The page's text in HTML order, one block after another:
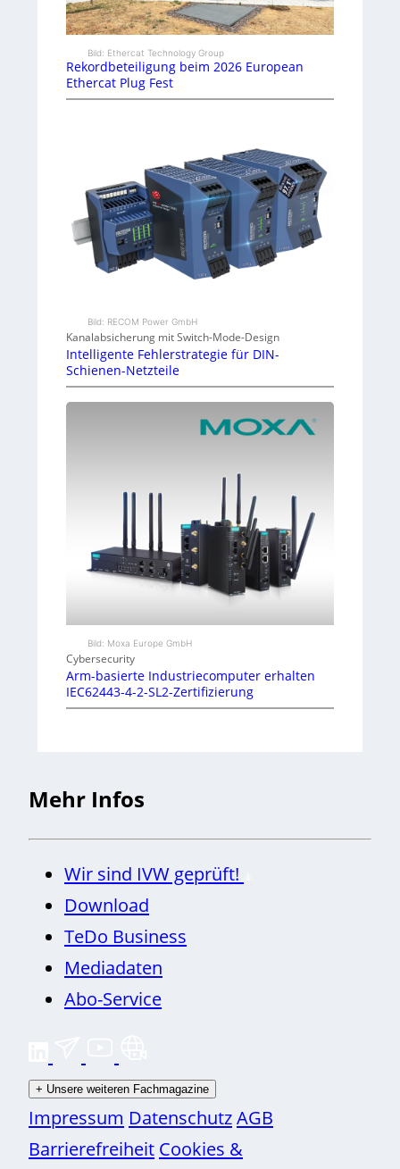
Bild: Ethercat Technology Group
Rekordbeteiligung beim 2026 European
Ethercat Plug Fest
Bild: RECOM Power GmbH
Kanalabsicherung mit Switch-Mode-Design
Intelligente Fehlerstrategie für DIN-
Schienen-Netzteile
Bild: Moxa Europe GmbH
Cybersecurity
Arm-basierte Industriecomputer erhalten
IEC62443-4-2-SL2-Zertifizierung
Mehr Infos
Wir sind IVW geprüft!
Download
TeDo Business
Mediadaten
Abo-Service
+ Unsere weiteren Fachmagazine
Impressum DatenschutzAGB
Barrierefreiheit Cookies &